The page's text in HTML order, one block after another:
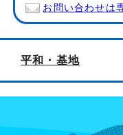
お問い合わせは
平和・基地